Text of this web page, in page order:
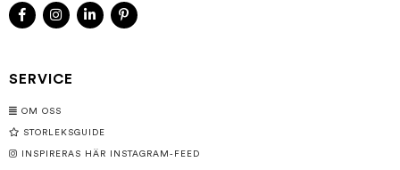
SERVICE
OM OSS
STORLEKSGUIDE
INSPIRERAS HÄR INSTAGRAM-FEED